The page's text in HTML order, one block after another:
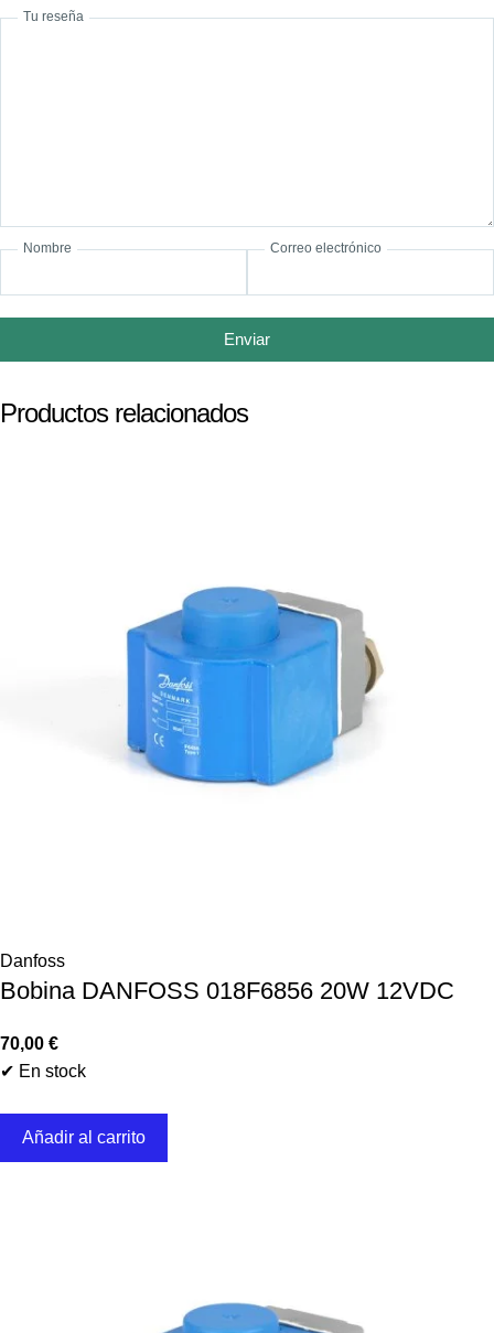
Tu reseña
Nombre Correo electrónico
Enviar
Productos relacionados
Danfoss
Bobina DANFOSS 018F6856 20W 12VDC
70,00 €
✔ En stock
Añadir al carrito